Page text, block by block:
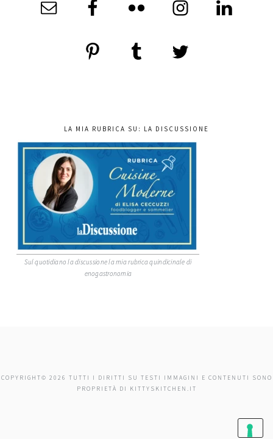
LA MIA RUBRICA SU: LA DISCUSSIONE
Sul quotidiano la discussione la mia rubrica quindicinale di
enogastronomia
COPYRIGHT© 2026 TUTTI I DIRITTI SU TESTI IMMAGINI E CONTENUTI SONO
PROPRIETÀ DI KITTYSKITCHEN.IT